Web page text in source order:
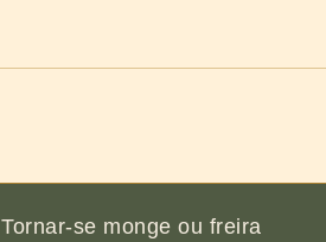
Tornar-se monge ou freira